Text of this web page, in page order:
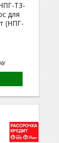
Т3-
для
(НПГ-